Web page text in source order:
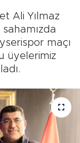
Ali Yılmaz
maçı
üyelerimiz